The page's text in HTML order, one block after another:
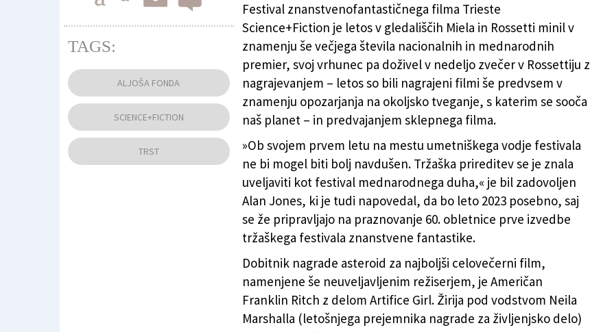
Režiser Andrew Legge (FOTODAMJ@N)
Festival znanstvenofantastičnega filma Trieste
Science+Fiction je letos v gledališčih Miela in Rossetti minil v
znamenju še večjega števila nacionalnih in mednarodnih
premier, svoj vrhunec pa doživel v nedeljo zvečer v Rossettiju z
nagrajevanjem – letos so bili nagrajeni filmi še predvsem v
znamenju opozarjanja na okoljsko tveganje, s katerim se sooča
naš planet – in predvajanjem sklepnega filma.
»Ob svojem prvem letu na mestu umetniškega vodje festivala
ne bi mogel biti bolj navdušen. Tržaška prireditev se je znala
uveljaviti kot festival mednarodnega duha,« je bil zadovoljen
Alan Jones, ki je tudi napovedal, da bo leto 2023 posebno, saj
se že pripravljajo na praznovanje 60. obletnice prve izvedbe
tržaškega festivala znanstvene fantastike.
Dobitnik nagrade asteroid za najboljši celovečerni film,
namenjene še neuveljavljenim režiserjem, je Američan
Franklin Ritch z delom Artifice Girl. Žirija pod vodstvom Neila
Marshalla (letošnjega prejemnika nagrade za življenjsko delo)
TAGS:
ALJOŠA FONDA
SCIENCE+FICTION
TRST